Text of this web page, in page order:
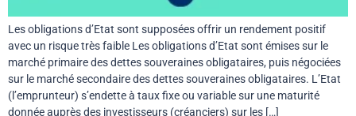
Les obligations d’Etat sont supposées offrir un rendement positif
avec un risque très faible Les obligations d’Etat sont émises sur le
marché primaire des dettes souveraines obligataires, puis négociées
sur le marché secondaire des dettes souveraines obligataires. L’Etat
(l’emprunteur) s’endette à taux fixe ou variable sur une maturité
donnée auprès des investisseurs (créanciers) sur les […]